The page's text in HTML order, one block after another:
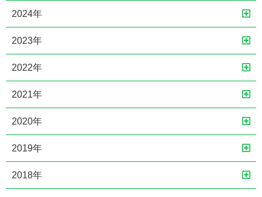
2024年
2023年
2022年
2021年
2020年
2019年
2018年